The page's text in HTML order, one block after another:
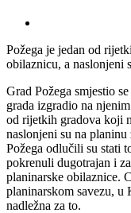
Požega je jedan od
obilaznicu, a naslonjeni
Grad Požega smjestio
grada izgradio na
od rijetkih gradova koji
naslonjeni su na
Požega odlučili su stati
pokrenuli dugotrajan i
planinarske obilaznice.
planinarskom savezu, u
nadležna za to.